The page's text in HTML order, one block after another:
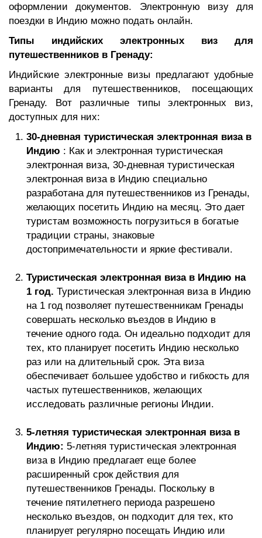
оформлении документов. Электронную визу для
поездки в Индию можно подать онлайн.
Типы индийских электронных виз для
путешественников в Гренаду:
Индийские электронные визы предлагают удобные
варианты для путешественников, посещающих
Гренаду. Вот различные типы электронных виз,
доступных для них:
30-дневная туристическая электронная виза в
Индию : Как и электронная туристическая
электронная виза, 30-дневная туристическая
электронная виза в Индию специально
разработана для путешественников из Гренады,
желающих посетить Индию на месяц. Это дает
туристам возможность погрузиться в богатые
традиции страны, знаковые
достопримечательности и яркие фестивали.
Туристическая электронная виза в Индию на
1 год. Туристическая электронная виза в Индию
на 1 год позволяет путешественникам Гренады
совершать несколько въездов в Индию в
течение одного года. Он идеально подходит для
тех, кто планирует посетить Индию несколько
раз или на длительный срок. Эта виза
обеспечивает большее удобство и гибкость для
частых путешественников, желающих
исследовать различные регионы Индии.
5-летняя туристическая электронная виза в
Индию: 5-летняя туристическая электронная
виза в Индию предлагает еще более
расширенный срок действия для
путешественников Гренады. Поскольку в
течение пятилетнего периода разрешено
несколько въездов, он подходит для тех, кто
планирует регулярно посещать Индию или